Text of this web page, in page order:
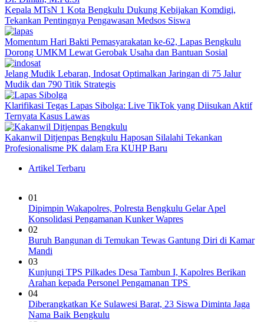
Kepala MTsN 1 Kota Bengkulu Dukung Kebijakan Komdigi,
Tekankan Pentingnya Pengawasan Medsos Siswa
Momentum Hari Bakti Pemasyarakatan ke-62, Lapas Bengkulu
Dorong UMKM Lewat Gerobak Usaha dan Bantuan Sosial
Jelang Mudik Lebaran, Indosat Optimalkan Jaringan di 75 Jalur
Mudik dan 790 Titik Strategis
Klarifikasi Tegas Lapas Sibolga: Live TikTok yang Diisukan Aktif
Ternyata Kasus Lawas
Kakanwil Ditjenpas Bengkulu Haposan Silalahi Tekankan
Profesionalisme PK dalam Era KUHP Baru
Artikel Terbaru
01
Dipimpin Wakapolres, Polresta Bengkulu Gelar Apel
Konsolidasi Pengamanan Kunker Wapres
02
Buruh Bangunan di Temukan Tewas Gantung Diri di Kamar
Mandi
03
Kunjungi TPS Pilkades Desa Tambun I, Kapolres Berikan
Arahan kepada Personel Pengamanan TPS
04
Diberangkatkan Ke Sulawesi Barat, 23 Siswa Diminta Jaga
Nama Baik Bengkulu